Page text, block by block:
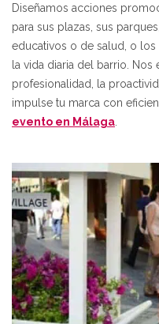
Diseñamos acciones
para sus plazas, sus
educativos o de salud, o
la vida diaria del barrio.
profesionalidad, la
impulse tu marca con
evento en Málaga